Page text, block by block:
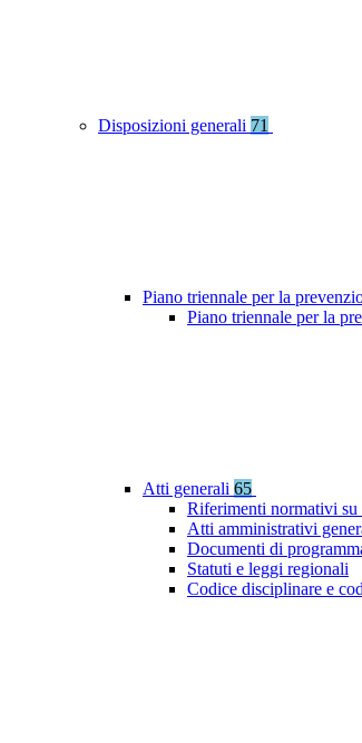
Disposizioni generali 71
Piano triennale per la
Piano triennale per la
Atti generali 65
Riferimenti normativi su
Atti amministrativi
Documenti di
Statuti e leggi regionali
Codice disciplinare e